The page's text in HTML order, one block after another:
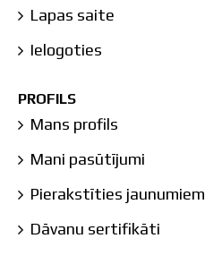
Lapas saite
Ielogoties
PROFILS
Mans profils
Mani pasūtījumi
Pierakstīties jaunumiem
Dāvanu sertifikāti